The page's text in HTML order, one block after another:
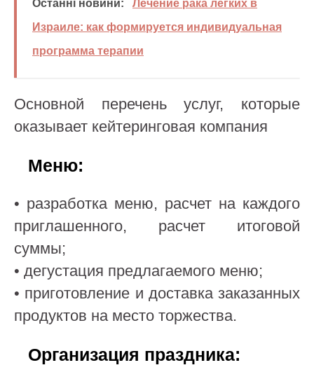
Останні новини:
Лечение рака легких в
Израиле: как формируется индивидуальная
программа терапии
Основной перечень услуг, которые
оказывает кейтеринговая компания
Меню:
• разработка меню, расчет на каждого
приглашенного, расчет итоговой
суммы;
• дегустация предлагаемого меню;
• приготовление и доставка заказанных
продуктов на место торжества.
Организация праздника: